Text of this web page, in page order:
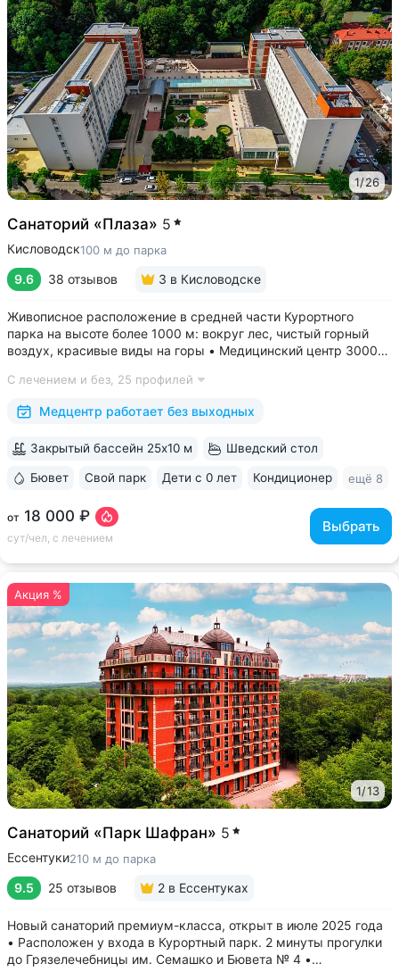
1/26
Санаторий «Плаза» 5
Кисловодск100 м до парка
9.6 38 отзывов 3 в Кисловодске
Живописное расположение в средней части Курортного
парка на высоте более 1000 м: вокруг лес, чистый горный
воздух, красивые виды на горы • Медицинский центр 3000
квалификации • Более 1000 видов диагностики и ДНК-
исследований. Есть диагностика...
С лечением и без, 25 профилей
Медцентр работает без выходных
от 18 000 ₽
сут/чел, с лечением
Выбрать
Закрытый бассейн 25x10 м Шведский стол
Бювет Свой парк Дети с 0 лет Кондиционер ещё 8
Акция %
1/13
Санаторий «Парк Шафран» 5
Ессентуки210 м до парка
9.5 25 отзывов 2 в Ессентуках
Новый санаторий премиум-класса, открыт в июле 2025 года
• Расположен у входа в Курортный парк. 2 минуты прогулки
до Грязелечебницы им. Семашко и Бювета № 4 •